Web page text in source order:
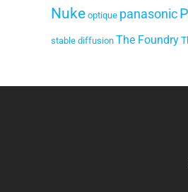
Nuke optique panasonic
stable diffusion The Foundry